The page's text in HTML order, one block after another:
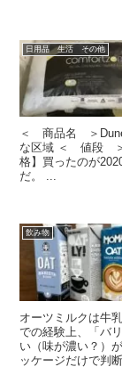
日用品 生活 その他
＜ 商品名 ＞
な区域 ＜ 値段 ＞
格】買ったのが
だ。 ...
飲み物
オーツミルクは牛
での経験上、「バ
い（味が濃い？）
ッケージだけで判